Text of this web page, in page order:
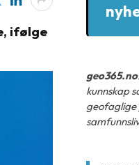
ifølge
geo365.no
kunnskap
geofaglige